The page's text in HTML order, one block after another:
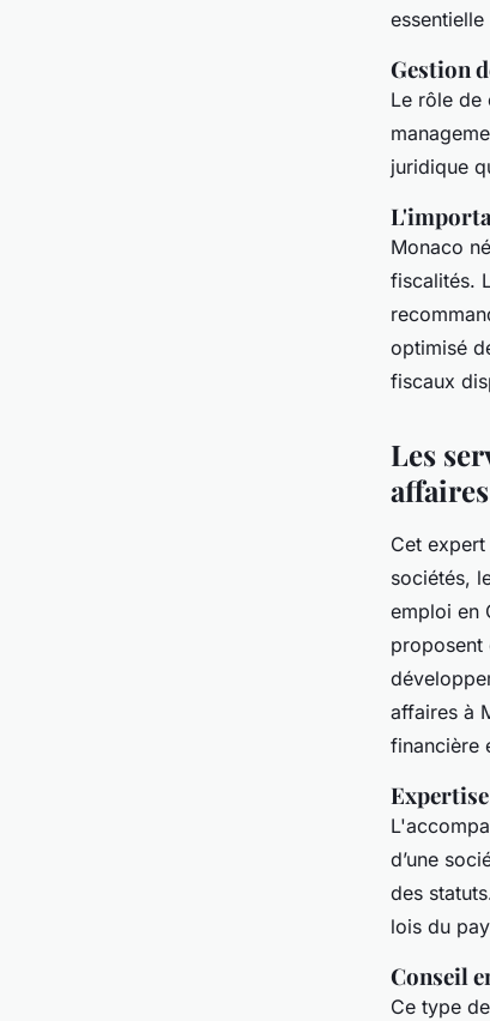
Gestion
Le rôle de
juridique
Monaco
fiscalités.
optimisé
fiscaux
Les
affaires
Cet
sociétés,
emploi en
proposent
affaires à
financière
d’une
des
lois du
Conseil
Ce type